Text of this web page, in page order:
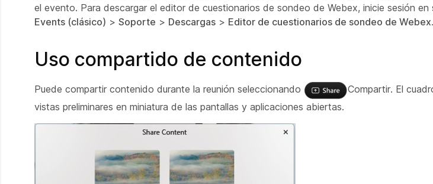
el evento. Para descargar el editor de cuestionarios de sondeo de Webex, inicie sesión
Events (clásico) > Soporte > Descargas > Editor de cuestionarios de sondeo de Webex.
Uso compartido de contenido
Puede compartir contenido durante la reunión seleccionando Compartir. El
vistas preliminares en miniatura de las pantallas y aplicaciones abiertas.